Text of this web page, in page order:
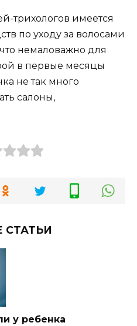
трихологов имеется
по уходу за волосами
немаловажно для
в первые месяцы
не так много
салоны,
у ребенка